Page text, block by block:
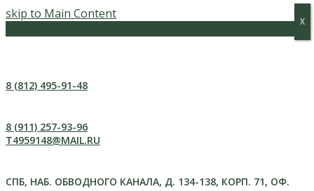
skip to Main Content
8 (812) 495-91-48
8 (911) 257-93-96
T4959148@MAIL.RU
СПБ, НАБ. ОБВОДНОГО КАНАЛА, Д. 134-138, КОРП. 71, ОФ.
Х
Х